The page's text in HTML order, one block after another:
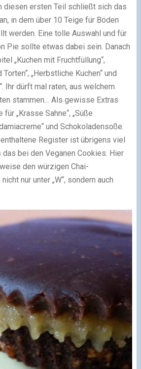
diesen ersten Teil schließt sich das
in dem über 10 Teige für Böden
werden. Eine tolle Auswahl und für
Pie sollte etwas dabei sein. Danach
„Kuchen mit Fruchtfüllung“,
„Herbstliche Kuchen“ und
Ihr dürft mal raten, aus welchem
stammen… Als gewisse Extras
„Krasse Sahne“, „Süße
und Schokoladensoße.
Register ist übrigens viel
bei den Veganen Cookies. Hier
den würzigen Chai-
nur unter „W“, sondern auch